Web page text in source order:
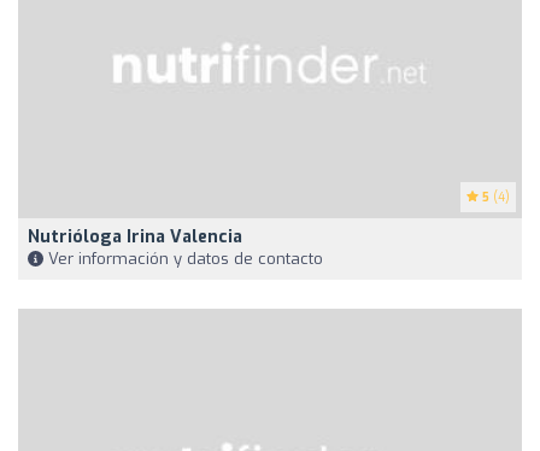
5 (4)
Nutrióloga Irina Valencia
Ver información y datos de contacto